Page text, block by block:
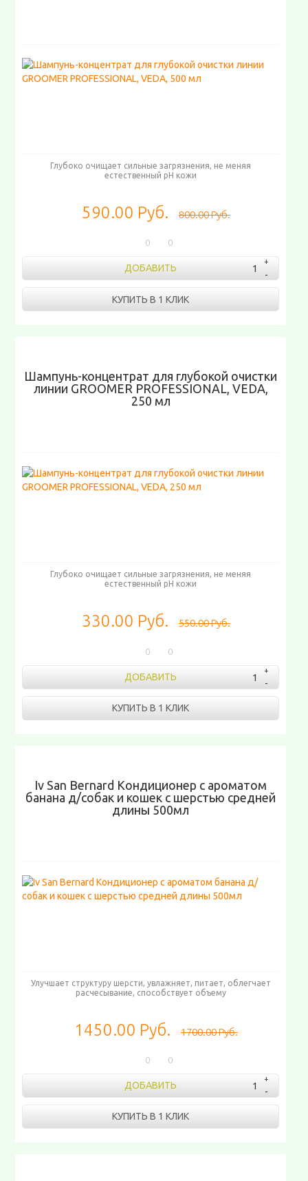
Глубоко очищает сильные загрязнения, не меняя
естественный pH кожи
590.00 Руб. 800.00 Руб.
0 0
ДОБАВИТЬ
КУПИТЬ В 1 КЛИК
Шампунь-концентрат для глубокой очистки
линии GROOMER PROFESSIONAL, VEDA,
250 мл
Глубоко очищает сильные загрязнения, не меняя
естественный pH кожи
330.00 Руб. 550.00 Руб.
0 0
ДОБАВИТЬ
КУПИТЬ В 1 КЛИК
Iv San Bernard Кондиционер с ароматом
банана д/собак и кошек с шерстью средней
длины 500мл
Улучшает структуру шерсти, увлажняет, питает, облегчает
расчесывание, способствует объему
1450.00 Руб. 1700.00 Руб.
0 0
ДОБАВИТЬ
КУПИТЬ В 1 КЛИК